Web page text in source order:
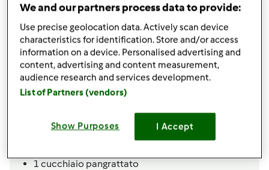
Ingredienti
Polpette di finocchietto selvatico e ceci
"contest legumi"
grammi
sgocciolati
finocchietto selvatico,
lessato
1 cucchiaio pangrattato
We and our partners process data to provide:
Use precise geolocation data. Actively scan device
characteristics for identification. Store and/or access
information on a device. Personalised advertising and
content, advertising and content measurement,
audience research and services development.
List of Partners (vendors)
Show Purposes I Accept